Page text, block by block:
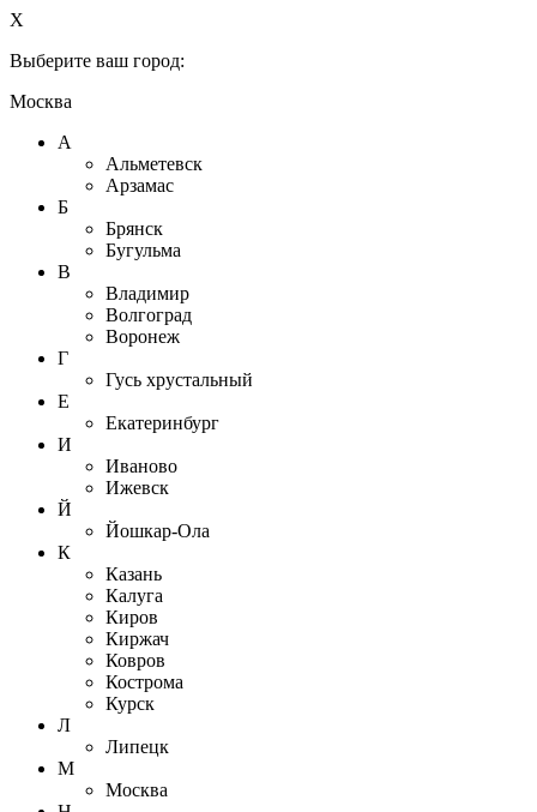
X
Выберите ваш город:
Москва
А
Альметевск
Арзамас
Б
Брянск
Бугульма
В
Владимир
Волгоград
Воронеж
Г
Гусь хрустальный
Е
Екатеринбург
И
Иваново
Ижевск
Й
Йошкар-Ола
К
Казань
Калуга
Киров
Киржач
Ковров
Кострома
Курск
Л
Липецк
М
Москва